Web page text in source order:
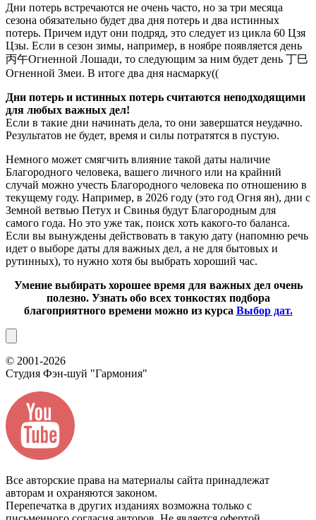
Дни потерь встречаются не очень часто, но за три месяца
сезона обязательно будет два дня потерь и два истинных
потерь. Причем идут они подряд, это следует из цикла 60 Цзя
Цзы. Если в сезон зимы, например, в ноябре появляется день
丙午Огненной Лошади, то следующим за ним будет день 丁巳
Огненной Змеи. В итоге два дня насмарку((
Дни потерь и истинных потерь считаются неподходящими
для любых важных дел!
Если в такие дни начинать дела, то они завершатся неудачно.
Результатов не будет, время и силы потратятся в пустую.
Немного может смягчить влияние такой даты наличие
Благородного человека, вашего личного или на крайний
случай можно учесть Благородного человека по отношению в
текущему году. Например, в 2026 году (это год Огня ян), дни с
Земной ветвью Петух и Свинья будут Благородным для
самого года. Но это уже так, поиск хоть какого-то баланса.
Если вы вынуждены действовать в такую дату (напомню речь
идет о выборе даты для важных дел, а не для бытовых и
рутинных), то нужно хотя бы выбрать хороший час.
Умение выбирать хорошее время для важных дел очень
полезно. Узнать обо всех тонкостях подбора
благоприятного времени можно из курса Выбор дат.
© 2001-2026
Студия Фэн-шуй "Гармония"
Все авторские права на материалы сайта принадлежат
авторам и охраняются законом.
Перепечатка в других изданиях возможна только с